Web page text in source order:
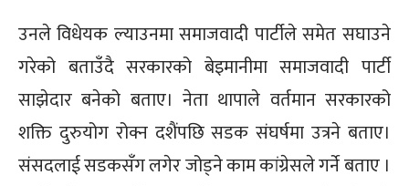
उनले विधेयक ल्याउनमा समाजवादी पार्टीले समेत सघाउने
गरेको बताउँदै सरकारको बेइमानीमा समाजवादी पार्टी
साझेदार बनेको बताए। नेता थापाले वर्तमान सरकारको
शक्ति दुरुयोग रोक्न दशैंपछि सडक संघर्षमा उत्रने बताए।
संसदलाई सडकसँग लगेर जोड्ने काम कांग्रेसले गर्ने बताए ।